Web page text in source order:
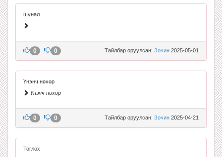
шунал
Тайлбар оруулсан: Зочин 2025-05-01
0 0
Үнэнч нөхөр
Үнэнч нөхөр
Тайлбар оруулсан: Зочин 2025-04-21
0 0
Тоглох